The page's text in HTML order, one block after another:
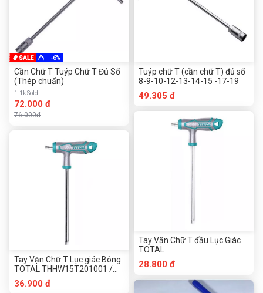
-6%
Cần Chữ T Tuýp Chữ T Đủ Số
(Thép chuẩn)
1.1k Sold
72.000 đ
76.000đ
Tay Vặn Chữ T Lục giác Bông
TOTAL THHW15T201001 /
THHW15T251001 /
THHW15T301501
36.900 đ
Tuýp chữ T (cần chữ T) đủ số
8-9-10-12-13-14-15 -17-19
49.305 đ
Tay Vặn Chữ T đầu Lục Giác
TOTAL
28.800 đ